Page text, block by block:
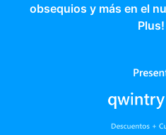
obsequios y más en el
Plus!